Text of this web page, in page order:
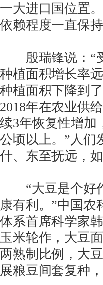
一大进口国位置
依赖程度一直保持
殷瑞锋说：“受
种植面积增长率
种植面积下降到
2018年在农业供
续3年恢复性增加
公顷以上。”人们
什、东至抚远，
“大豆是个好作
康有利。”中国农
体系首席科学家
玉米轮作，大豆
两熟制比例，大
展粮豆间套复种